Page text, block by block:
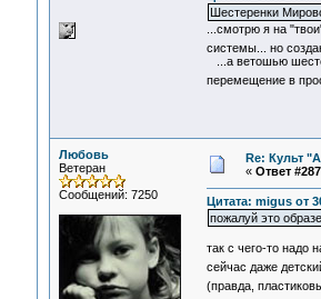
Шестеренки
...смотрю я на
системы... но
...а ветошью
перемещение в
Любовь
Ветеран
Сообщений: 7250
Re: Культ
« Ответ
Цитата: migus от
пожалуй это
так с чего-то надо
сейчас даже
(правда,